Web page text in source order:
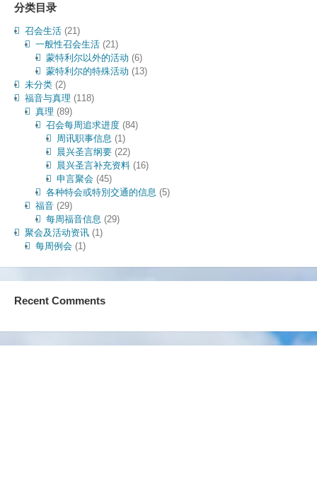
分类目录
召会生活(21)
一般性召会生活(21)
蒙特利尔以外的活动 (6)
蒙特利尔的特殊活动 (13)
未分类(2)
福音与真理 (118)
真理 (89)
召会每周追求进度(84)
周讯职事信息 (1)
晨兴圣言纲要(22)
晨兴圣言补充资料(16)
申言聚会 (45)
各种特会或特別交通的信息 (5)
福音(29)
每周福音信息 (29)
聚会及活动资讯(1)
每周例会 (1)
Recent Comments